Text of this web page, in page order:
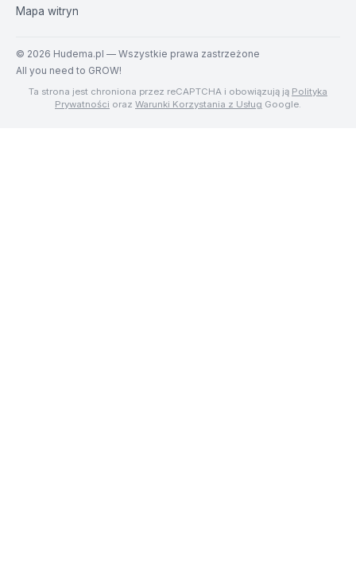
Mapa witryn
© 2026 Hudema.pl — Wszystkie prawa zastrzeżone
All you need to GROW!
Ta strona jest chroniona przez reCAPTCHA i obowiązują ją Polityka
Prywatności oraz Warunki Korzystania z Usług Google.